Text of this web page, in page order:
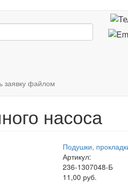
заявку файлом
насоса
Подушки,
Артикул:
236-1307048-Б
11,00 руб.